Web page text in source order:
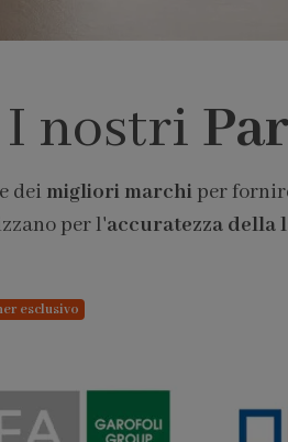
I nostri
dei migliori marchiper
per l'accuratezza della